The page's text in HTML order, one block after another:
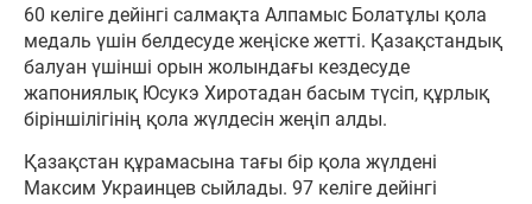
60 келіге дейінгі салмақта Алпамыс Болатұлы қола
медаль үшін белдесуде жеңіске жетті. Қазақстандық
балуан үшінші орын жолындағы кездесуде
жапониялық Юсукэ Хиротадан басым түсіп, құрлық
біріншілігінің қола жүлдесін жеңіп алды.
Қазақстан құрамасына тағы бір қола жүлдені
Максим Украинцев сыйлады. 97 келіге дейінгі